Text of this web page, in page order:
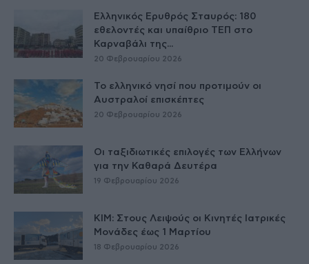
Ελληνικός Ερυθρός Σταυρός: 180
εθελοντές και υπαίθριο ΤΕΠ στο
Καρναβάλι της...
20 Φεβρουαρίου 2026
Το ελληνικό νησί που προτιμούν οι
Αυστραλοί επισκέπτες
20 Φεβρουαρίου 2026
Οι ταξιδιωτικές επιλογές των Ελλήνων
για την Καθαρά Δευτέρα
19 Φεβρουαρίου 2026
ΚΙΜ: Στους Λειψούς οι Κινητές Ιατρικές
Μονάδες έως 1 Μαρτίου
18 Φεβρουαρίου 2026